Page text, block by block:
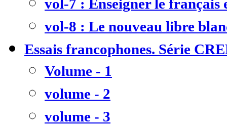
vol-7 : Enseigner le
vol-8 : Le nouveau libre
Essais francophones. Série
Volume - 1
volume - 2
volume - 3